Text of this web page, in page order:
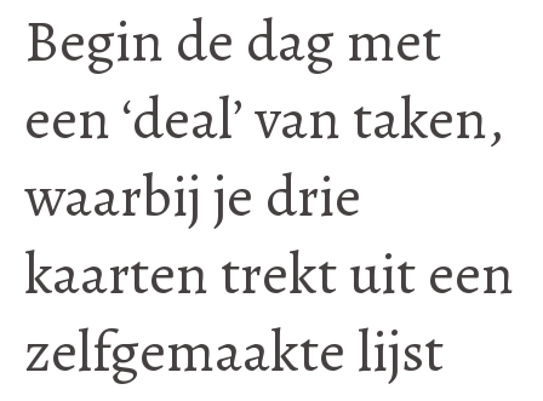
Begin de dag met
een ‘deal’ van taken,
waarbij je drie
kaarten trekt uit een
zelfgemaakte lijst